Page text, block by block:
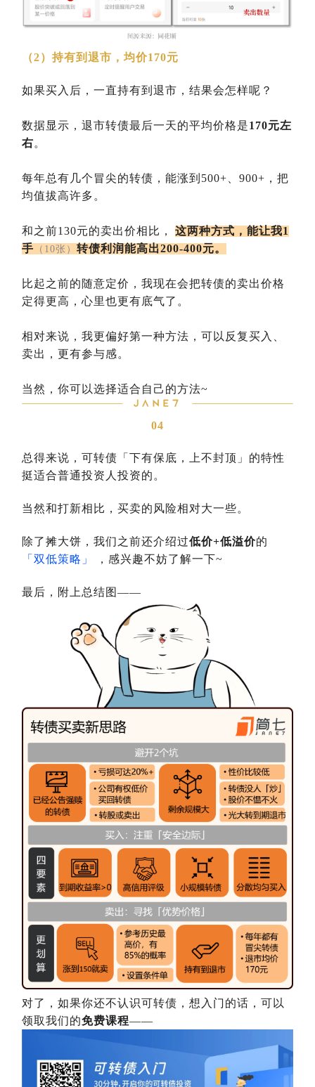
（2）持有到退市，均价170元
如果买入后，一直持有到退市，结果会怎样呢？
数据显示，退市转债最后一天的平均价格是170元左
右。
每年总有几个冒尖的转债，能涨到500+、900+，把
均值拔高许多。
和之前130元的卖出价相比，
这两种方式，能让我1
手 （10张） 转债利润能高出200-400元。
比起之前的随意定价，我现在会把转债的卖出价格
定得更高，心里也更有底气了。
相对来说，我更偏好第一种方法，可以反复买入、
卖出，更有参与感。
当然，你可以选择适合自己的方法~
04
总得来说，可转债「下有保底，上不封顶」的特性
挺适合普通投资人投资的。
当然和打新相比，买卖的风险相对大一些。
除了摊大饼，我们之前还介绍过低价+低溢价的
「双低策略」
，感兴趣不妨了解一下~
最后，附上总结图——
对了，如果你还不认识可转债，想入门的话，可以
领取我们的免费课程——